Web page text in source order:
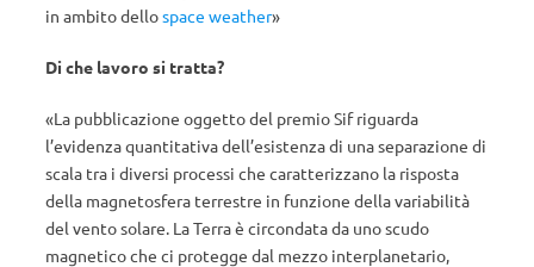
in ambito dellospace weather»
Di che lavoro si tratta?
«La pubblicazione oggetto del premio Sif riguarda
l’evidenza quantitativa dell’esistenza di una separazione di
scala tra i diversi processi che caratterizzano la risposta
della magnetosfera terrestre in funzione della variabilità
del vento solare. La Terra è circondata da uno scudo
magnetico che ci protegge dal mezzo interplanetario,